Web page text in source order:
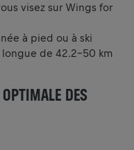
visez sur Wings for
à pied ou à ski
de 42.2–50 km
DES